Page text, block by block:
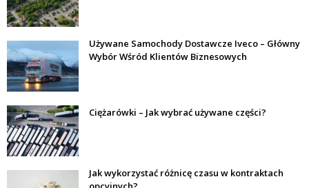
Używane Samochody Dostawcze Iveco – Główny
Wybór Wśród Klientów Biznesowych
Ciężarówki – Jak wybrać używane części?
Jak wykorzystać różnicę czasu w kontraktach